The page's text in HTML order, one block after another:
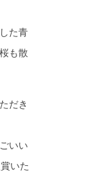
た青
も散
だき
いい
いた